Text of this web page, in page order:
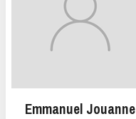
Emmanuel Jouanne